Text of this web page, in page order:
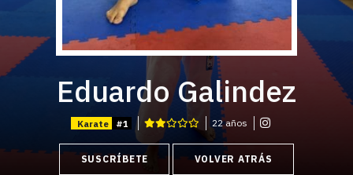
Eduardo Galindez
Karate #1 22 años
SUSCRÍBETE VOLVER ATRÁS